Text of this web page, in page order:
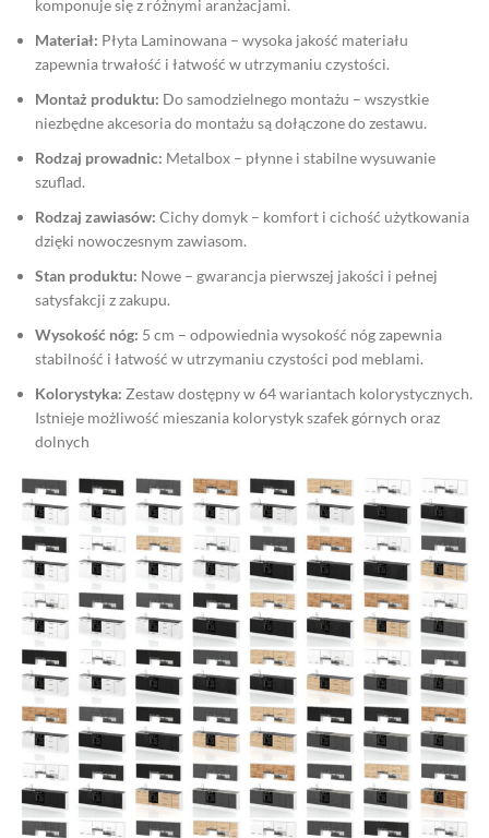
komponuje się z różnymi aranżacjami.
Materiał: Płyta Laminowana – wysoka jakość materiału
zapewnia trwałość i łatwość w utrzymaniu czystości.
Montaż produktu: Do samodzielnego montażu – wszystkie
niezbędne akcesoria do montażu są dołączone do zestawu.
Rodzaj prowadnic: Metalbox – płynne i stabilne wysuwanie
szuflad.
Rodzaj zawiasów: Cichy domyk – komfort i cichość użytkowania
dzięki nowoczesnym zawiasom.
Stan produktu: Nowe – gwarancja pierwszej jakości i pełnej
satysfakcji z zakupu.
Wysokość nóg: 5 cm – odpowiednia wysokość nóg zapewnia
stabilność i łatwość w utrzymaniu czystości pod meblami.
Kolorystyka: Zestaw dostępny w 64 wariantach kolorystycznych.
Istnieje możliwość mieszania kolorystyk szafek górnych oraz
dolnych